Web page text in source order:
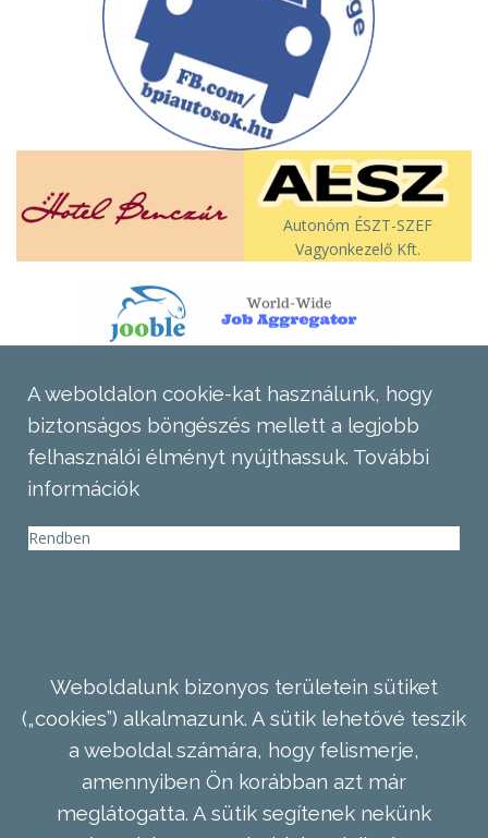
Autonóm ÉSZT-SZEF
Vagyonkezelő Kft.
A weboldalon cookie-kat használunk, hogy
biztonságos böngészés mellett a legjobb
felhasználói élményt nyújthassuk. További
információk
Rendben
Weboldalunk bizonyos területein sütiket
(„cookies”) alkalmazunk. A sütik lehetővé teszik
a weboldal számára, hogy felismerje,
amennyiben Ön korábban azt már
meglátogatta. A sütik segítenek nekünk